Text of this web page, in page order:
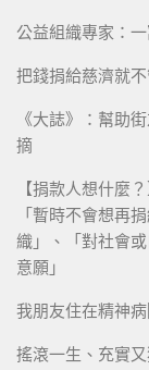
公益組織專家：
把錢捐給慈濟就
《大誌》：幫助
摘
【捐款人想什麼
「暫時不會想再
織」、「對社會
意願」
我朋友住在精神
搖滾一生、充實